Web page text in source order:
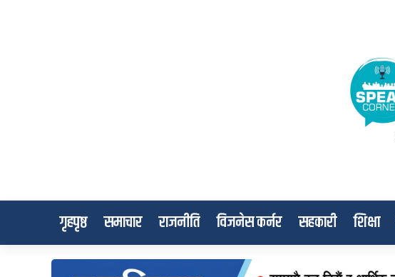
गृहपृष्ठ समाचार राजनीति विजनेस कर्नर सहकारी शिक्षा